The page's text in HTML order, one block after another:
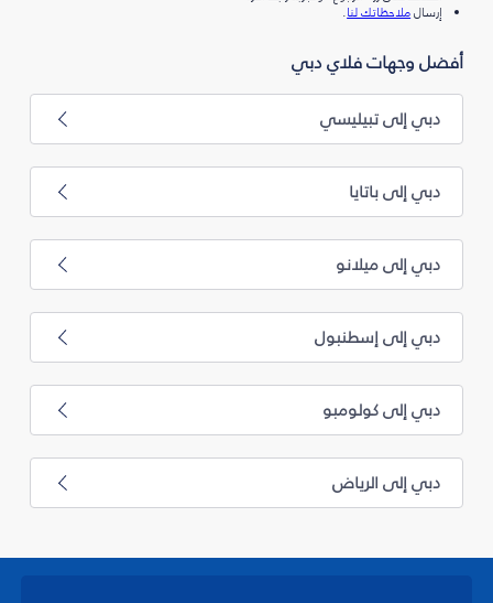
إرسالملاحظاتك لنا.
أفضل وجهات فلاي دبي
دبي إلى تبيليسي
دبي إلى باتايا
دبي إلى ميلانو
دبي إلى إسطنبول
دبي إلى كولومبو
دبي إلى الرياض